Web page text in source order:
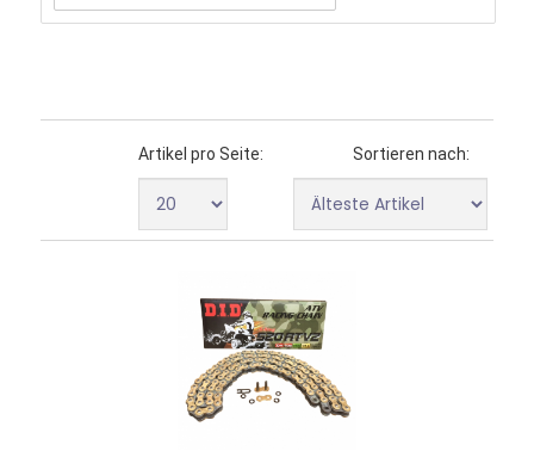
Sortieren nach:
Artikel pro Seite: